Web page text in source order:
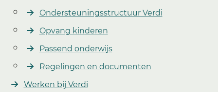
Ondersteuningsstructuur Verdi
Opvang kinderen
Passend onderwijs
Regelingen en documenten
Werken bij Verdi